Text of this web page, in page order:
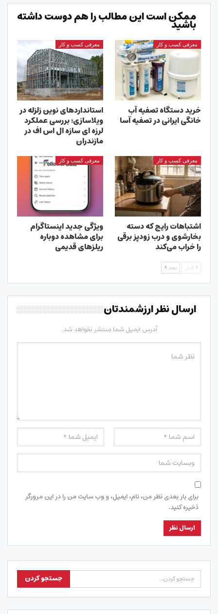
ممکن است این مطالب را هم دوست داشته
باشید
معرفی کسب و کار
خرید دستگاه تصفیه آب
خانگی ایرانی در تصفیه آسا
معرفی کسب و کار
استانداردهای نوین زلزله در
ویلاسازی؛ بررسی عملکرد
لرزه ای سازه ال اس اف در
مازندران
معرفی کسب و کار
اشتباهات رایج که دسته
بخارشوی و درب زودپز برقی
را خراب می‌کند
معرفی کسب و کار
ویژگی جدید اینستاگرام
برای مشاهده دوباره
ریلزهای قدیمی
قبل بعد
ارسال نظر ارزشمندتان
آدرس ایمیل شما منتشر نخواهد شد.
برای بار بعدی نظر من، نام، ایمیل، و وب سایت من را در این مرورگر
ذخیره کنید.